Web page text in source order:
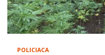
POLICIACA